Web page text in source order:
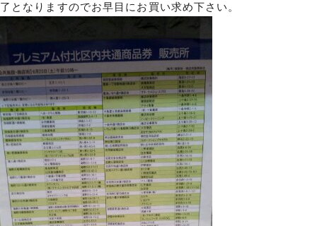
了となりますのでお早目にお買い求め下さい。